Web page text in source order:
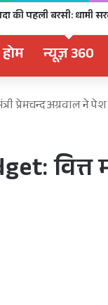
होम न्यूज़ 360
प्रेमचन्द अग्रवाल ने